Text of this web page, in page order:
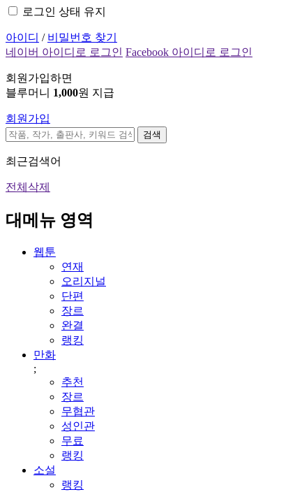
로그인 상태 유지
아이디 / 비밀번호 찾기
네이버 아이디로 로그인 Facebook 아이디로 로그인
회원가입하면
블루머니 1,000원 지급
회원가입
검색
최근검색어
전체삭제
대메뉴 영역
웹툰
연재
오리지널
단편
장르
완결
랭킹
만화
;
추천
장르
무협관
성인관
무료
랭킹
소설
랭킹